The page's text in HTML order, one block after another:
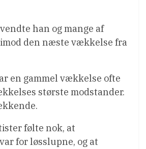
han og mange af
den næste vækkelse fra
en gammel vækkelse ofte
største modstander.
følte nok, at
for løsslupne, og at